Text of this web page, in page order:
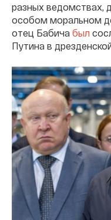
разных ведомствах,
особом моральном
отец Бабича был
Путина в